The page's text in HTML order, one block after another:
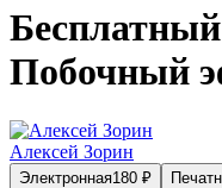
Побочный
Алексей Зорин
Электронная180 ₽